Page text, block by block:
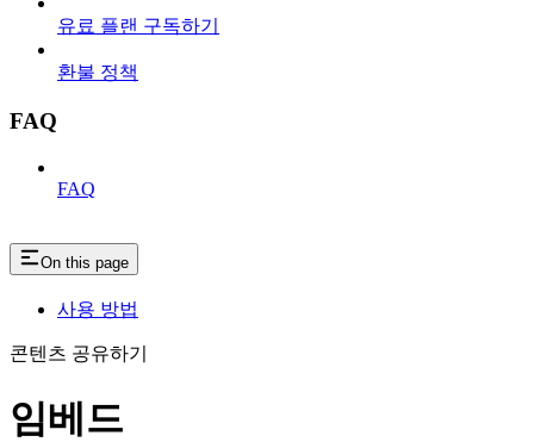
유료 플랜 구독하기
환불 정책
FAQ
FAQ
On this page
사용 방법
콘텐츠 공유하기
임베드